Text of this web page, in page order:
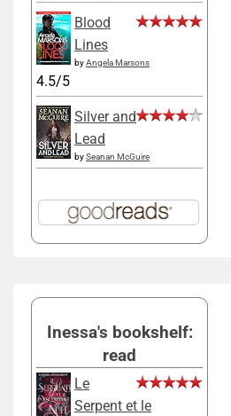
Blood
Lines
byAngela Marsons
4.5/5
Silver and
Lead
bySeanan McGuire
Inessa's bookshelf:
read
Le
Serpent et le